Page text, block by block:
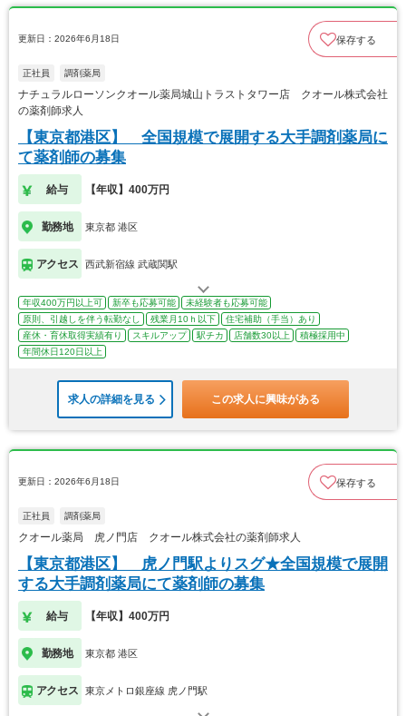
更新日：2026年6月18日 保存する
正社員 調剤薬局
ナチュラルローソンクオール薬局城山トラストタワー店 クオール株式会社
の薬剤師求人
【東京都港区】 全国規模で展開する大手調剤薬局に
て薬剤師の募集
給与 【年収】400万円
勤務地 東京都 港区
アクセス 西武新宿線 武蔵関駅
年収400万円以上可 新卒も応募可能
未経験者も応募可能
原則、引越しを伴う転勤なし
残業月10ｈ以下
住宅補助（手当）あり
産休・育休取得実績有り
スキルアップ 駅チカ 店舗数30以上
積極採用中
年間休日120日以上
求人の詳細を見る この求人に興味がある
更新日：2026年6月18日 保存する
正社員 調剤薬局
クオール薬局 虎ノ門店 クオール株式会社の薬剤師求人
【東京都港区】 虎ノ門駅よりスグ★全国規模で展開
する大手調剤薬局にて薬剤師の募集
給与 【年収】400万円
勤務地 東京都 港区
アクセス 東京メトロ銀座線 虎ノ門駅